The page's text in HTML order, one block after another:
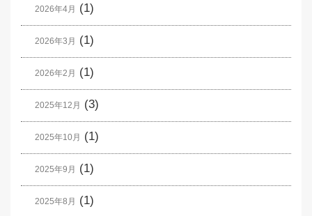
2026年4月 (1)
2026年3月 (1)
2026年2月 (1)
2025年12月 (3)
2025年10月 (1)
2025年9月 (1)
2025年8月 (1)